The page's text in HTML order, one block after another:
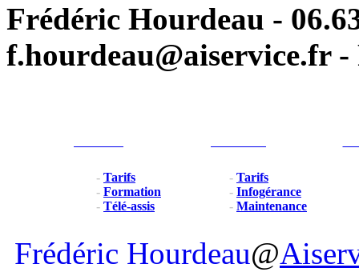
Frédéric Hourdeau -
f.hourdeau@aiservice.fr -
- Tarifs
- Formation
- Télé-assis
- Tarifs
- Infogérance
- Maintenance
Frédéric Hourdeau@